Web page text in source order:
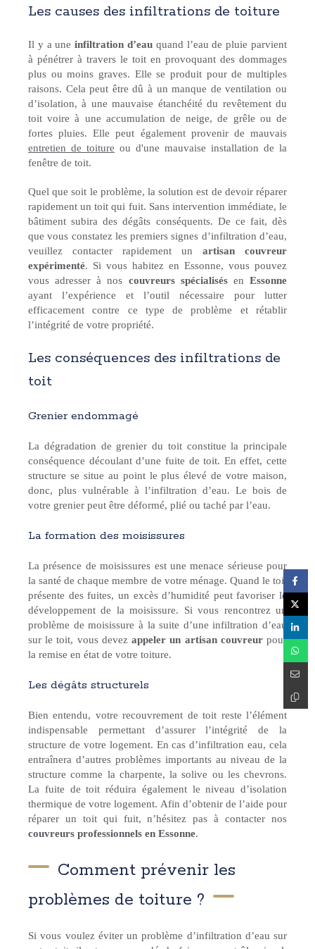
Les causes des infiltrations de toiture
Il y a uneinfiltration d’eau quand l’eau de pluie parvient
à pénétrer à travers le toit en provoquant des dommages
plus ou moins graves. Elle se produit pour de multiples
raisons. Cela peut être dû à un manque de ventilation ou
d’isolation, à une mauvaise étanchéité du revêtement du
toit voire à une accumulation de neige, de grêle ou de
fortes pluies. Elle peut également provenir de mauvais
entretien de toiture ou d'une mauvaise installation de la
fenêtre de toit.
Quel que soit le problème, la solution est de devoir réparer
rapidement un toit qui fuit. Sans intervention immédiate, le
bâtiment subira des dégâts conséquents. De ce fait, dès
que vous constatez les premiers signes d’infiltration d’eau,
veuillez contacter rapidement un artisan couvreur
expérimenté. Si vous habitez en Essonne, vous pouvez
vous adresser à nos couvreurs spécialisésenEssonne
ayant l’expérience et l’outil nécessaire pour lutter
efficacement contre ce type de problème et rétablir
l’intégrité de votre propriété.
Les conséquences des infiltrations de
toit
Grenier endommagé
La dégradation de grenier du toit constitue la principale
conséquence découlant d’une fuite de toit. En effet, cette
structure se situe au point le plus élevé de votre maison,
donc, plus vulnérable à l’infiltration d’eau. Le bois de
votre grenier peut être déformé, plié ou taché par l’eau.
La formation des moisissures
La présence de moisissures est une menace sérieuse pour
la santé de chaque membre de votre ménage. Quand le toit
présente des fuites, un excès d’humidité peut favoriser le
développement de la moisissure. Si vous rencontrez un
problème de moisissure à la suite d’une infiltration d’eau
sur le toit, vous devezappeler un artisan couvreurpour
la remise en état de votre toiture.
Les dégâts structurels
Bien entendu, votre recouvrement de toit reste l’élément
indispensable permettant d’assurer l’intégrité de la
structure de votre logement. En cas d’infiltration eau, cela
entraînera d’autres problèmes importants au niveau de la
structure comme la charpente, la solive ou les chevrons.
La fuite de toit réduira également le niveau d’isolation
thermique de votre logement. Afin d’obtenir de l’aide pour
réparer un toit qui fuit, n’hésitez pas à contacter nos
couvreurs professionnels en Essonne.
Comment prévenir les
problèmes de toiture ?
Si vous voulez éviter un problème d’infiltration d’eau sur